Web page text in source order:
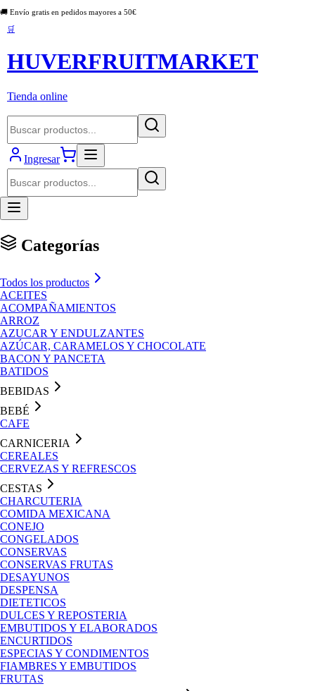
🚚 Envío gratis en pedidos mayores a 50€
🛒
HUVERFRUITMARKET
Tienda online
Ingresar
Categorías
Todos los productos
ACEITES
ACOMPAÑAMIENTOS
ARROZ
AZUCAR Y ENDULZANTES
AZÚCAR, CARAMELOS Y CHOCOLATE
BACON Y PANCETA
BATIDOS
BEBIDAS
BEBÉ
CAFE
CARNICERIA
CEREALES
CERVEZAS Y REFRESCOS
CESTAS
CHARCUTERIA
COMIDA MEXICANA
CONEJO
CONGELADOS
CONSERVAS
CONSERVAS FRUTAS
DESAYUNOS
DESPENSA
DIETETICOS
DULCES Y REPOSTERIA
EMBUTIDOS Y ELABORADOS
ENCURTIDOS
ESPECIAS Y CONDIMENTOS
FIAMBRES Y EMBUTIDOS
FRUTAS